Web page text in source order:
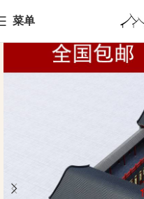
菜单
Home Siheyuan